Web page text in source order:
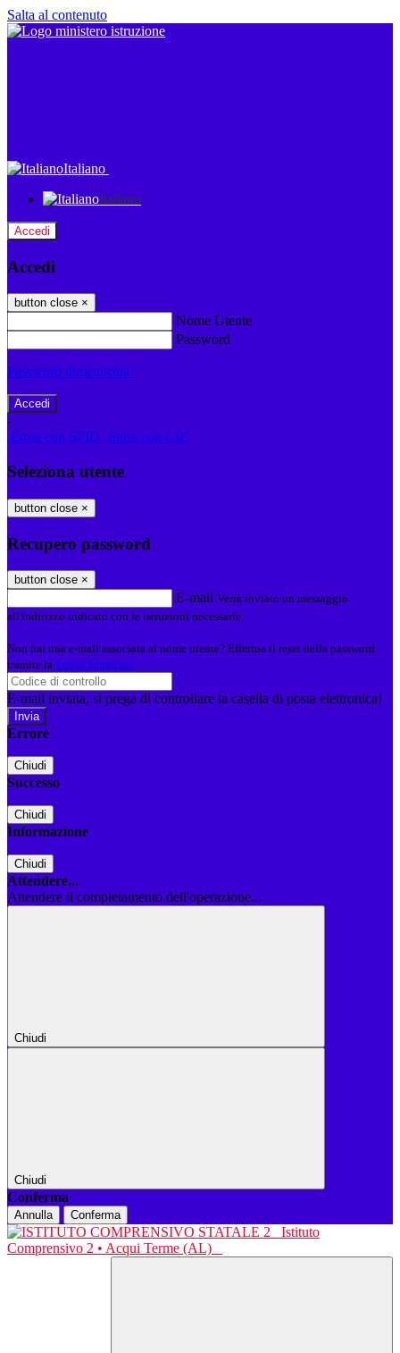
Salta al contenuto
Italiano
Italiano
Accedi
Accedi
button close ×
Nome Utente
Password
Password dimenticata?
-
Entra con SPID Entra con CIE
Seleziona utente
button close ×
Recupero password
button close ×
E-mail Verrà inviato un messaggio
all'indirizzo indicato con le istruzioni necessarie.
Non hai una e-mail associata al nome utente? Effettua il reset della password
tramite la Login Spaggiari
E-mail inviata, si prega di controllare la casella di posta elettronica!
Errore
Chiudi
Successo
Chiudi
Informazione
Chiudi
Attendere...
Attendere il completamento dell'operazione...
Chiudi
Chiudi
Conferma
Annulla Conferma
Istituto
Comprensivo 2 • Acqui Terme (AL)